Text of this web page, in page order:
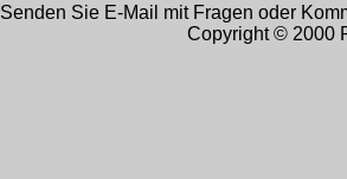
Senden Sie E-Mail mit Fragen oder
Copyright © 2000